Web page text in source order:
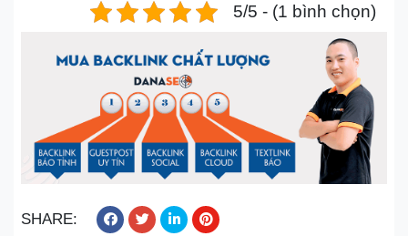
5/5 - (1 bình chọn)
SHARE: